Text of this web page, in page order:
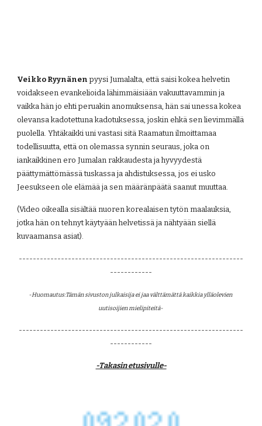
Veikko Ryynänen pyysi Jumalalta, että saisi kokea helvetin
voidakseen evankelioida lähimmäisiään vakuuttavammin ja
vaikka hän jo ehti peruakin anomuksensa, hän sai unessa kokea
olevansa kadotettuna kadotuksessa, joskin ehkä sen lievimmällä
puolella. Yhtäkaikki uni vastasi sitä Raamatun ilmoittamaa
todellisuutta, että on olemassa synnin seuraus, joka on
iankaikkinen ero Jumalan rakkaudesta ja hyvyydestä
päättymättömässä tuskassa ja ahdistuksessa, jos ei usko
Jeesukseen ole elämää ja sen määränpäätä saanut muuttaa.
(Video oikealla sisältää nuoren korealaisen tytön maalauksia,
jotka hän on tehnyt käytyään helvetissä ja nähtyään siellä
kuvaamansa asiat).
----------------------------------------------------------------
------------
-Huomautus:Tämän sivuston julkaisija ei jaa välttämättä kaikkia ylläolevien
uutisoijien mielipiteitä-
----------------------------------------------------------------
------------
-Takasin etusivulle-